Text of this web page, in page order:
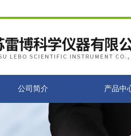
公司简介 产品中